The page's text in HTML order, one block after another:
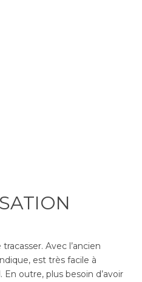
Avec l’ancien
est très facile à
outre, plus besoin d’avoir